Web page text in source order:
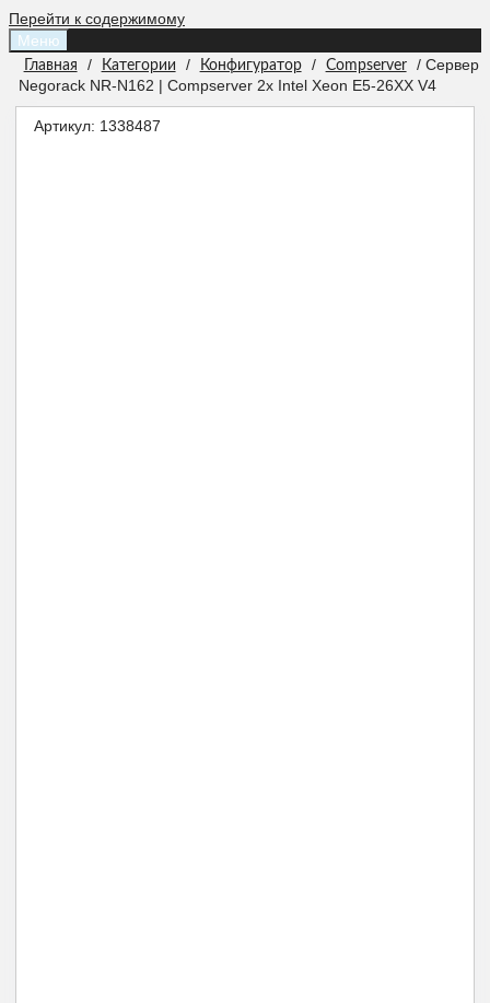
Перейти к содержимому
Меню
Главная / Категории / Конфигуратор / Compserver
/ Сервер
Negorack NR-N162 | Compserver 2x Intel Xeon E5-26XX V4
Артикул: 1338487